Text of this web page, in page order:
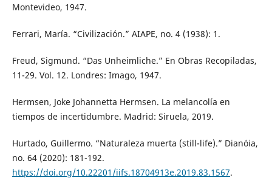
Montevideo, 1947.
Ferrari, María. “Civilización.” AIAPE, no. 4 (1938): 1.
Freud, Sigmund. “Das Unheimliche.” En Obras Recopiladas,
11-29. Vol. 12. Londres: Imago, 1947.
Hermsen, Joke Johannetta Hermsen. La melancolía en
tiempos de incertidumbre. Madrid: Siruela, 2019.
Hurtado, Guillermo. “Naturaleza muerta (still-life).” Dianóia,
no. 64 (2020): 181-192.
https://doi.org/10.22201/iifs.18704913e.2019.83.1567.